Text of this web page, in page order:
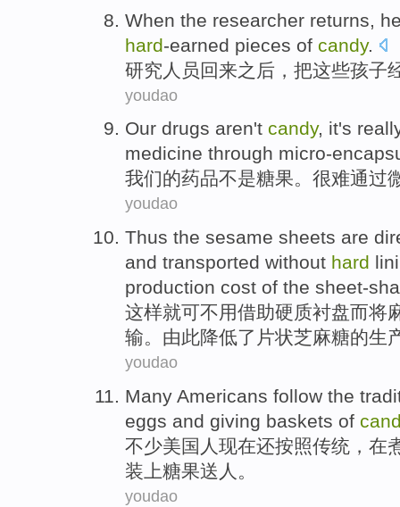
When the researcher returns
hard-earned pieces of candy.
研究 人员 回来之后 ， 把这些孩子
youdao
Our drugs aren't candy, it's
medicine through micro-
我们的药品不是糖果。 很难通过
youdao
Thus the sesame sheets are
and transported without hard
production cost of the sheet-
这样就可不用借助硬质衬盘而将
输。由此降低了 片状芝麻糖的生
youdao
Many Americans follow the
eggs and giving baskets of
不少美国人 现在还按照传统 ，在
装上糖果送人 。
youdao